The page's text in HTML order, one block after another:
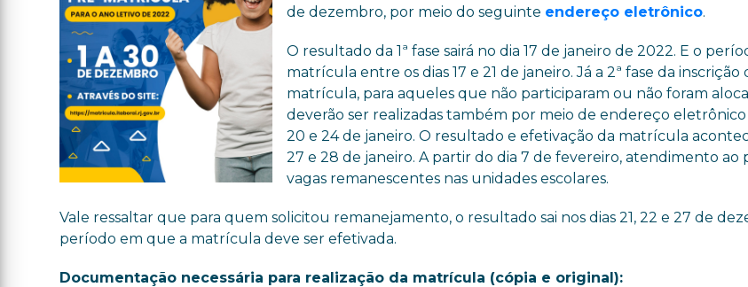
de dezembro, por meio do seguinte endereço eletrônico.
O resultado da 1ª fase sairá no dia 17 de janeiro de 2022. E o
matrícula entre os dias 17 e 21 de janeiro. Já a 2ª fase da inscrição
matrícula, para aqueles que não participaram ou não foram
deverão ser realizadas também por meio de endereço eletrônico
20 e 24 de janeiro. O resultado e efetivação da matrícula
27 e 28 de janeiro. A partir do dia 7 de fevereiro, atendimento ao
vagas remanescentes nas unidades escolares.
Vale ressaltar que para quem solicitou remanejamento, o resultado sai nos dias 21, 22 e 27 de
período em que a matrícula deve ser efetivada.
Documentação necessária para realização da matrícula (cópia e original):